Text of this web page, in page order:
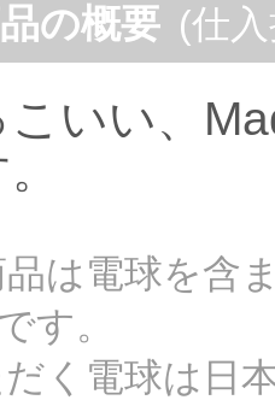
の概要 (仕
こいい、
は電球を含
す。
く電球は日